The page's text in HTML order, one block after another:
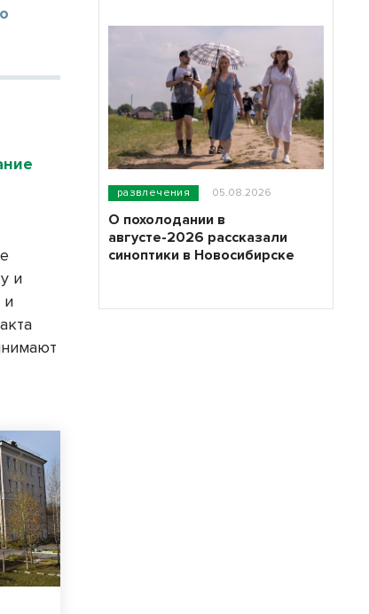
и
и
развлечения 05.08.2026
О похолодании в
августе-2026 рассказали
синоптики в Новосибирске